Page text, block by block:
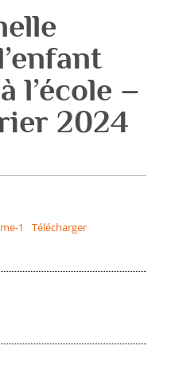
l’école –
2024
1 Télécharger